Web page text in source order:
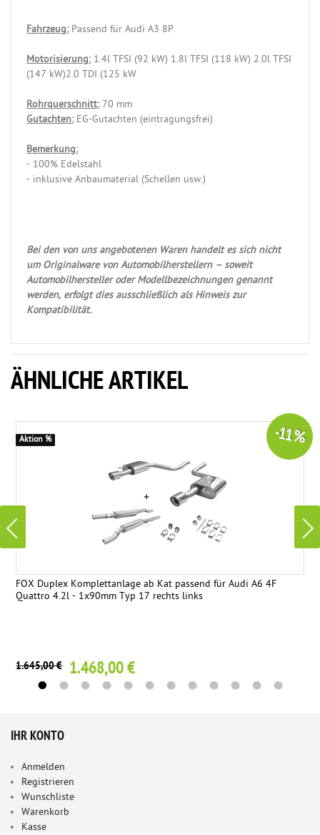
Fahrzeug:Passend für Audi A3 8P
Motorisierung:1.4l TFSI (92 kW) 1.8l TFSI (118 kW) 2.0l TFSI
(147 kW)2.0 TDI (125 kW
Rohrquerschnitt:70 mm
Gutachten:EG-Gutachten (eintragungsfrei)
Bemerkung:
- 100% Edelstahl
- inklusive Anbaumaterial (Schellen usw.)
Bei den von uns angebotenen Waren handelt es sich nicht
um Originalware von Automobilherstellern – soweit
Automobilhersteller oder Modellbezeichnungen genannt
werden, erfolgt dies ausschließlich als Hinweis zur
Kompatibilität.
ÄHNLICHE ARTIKEL
FOX Duplex Komplettanlage ab Kat passend für Audi A6 4F
Quattro 4.2l - 1x90mm Typ 17 rechts links
1.645,00 € 1.468,00 €
-11 %
Aktion %
IHR KONTO
Anmelden
Registrieren
Wunschliste
Warenkorb
Kasse